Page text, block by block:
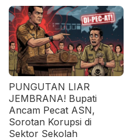
PUNGUTAN LIAR
JEMBRANA! Bupati
Ancam Pecat ASN,
Sorotan Korupsi di
Sektor Sekolah